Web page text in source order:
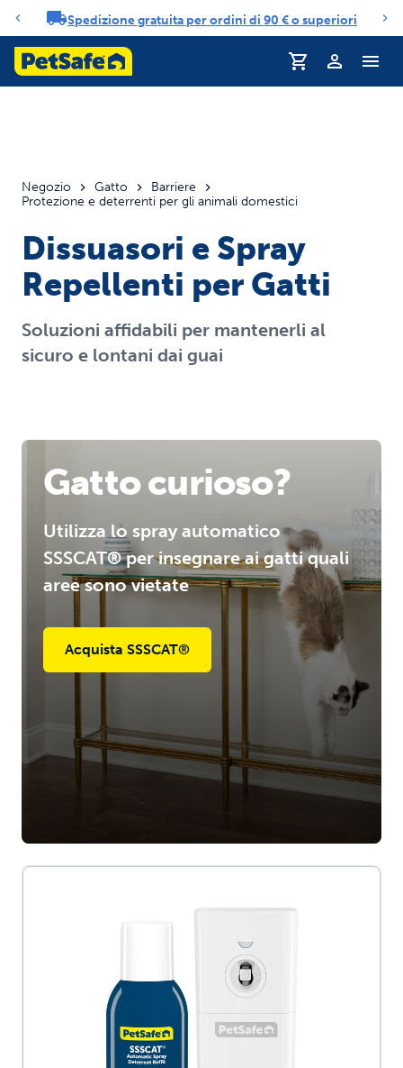
Carosello di notificheSpedizione gratuita per ordini di 90 € o superiori
Profilo
Negozio Gatto
Barriere
Protezione e deterrenti per gli animali domestici
Dissuasori e Spray
Repellenti per Gatti
Soluzioni affidabili per mantenerli al
sicuro e lontani dai guai
Gatto curioso?
Utilizza lo spray automatico
SSSCAT® per insegnare ai gatti quali
aree sono vietate
Acquista SSSCAT®